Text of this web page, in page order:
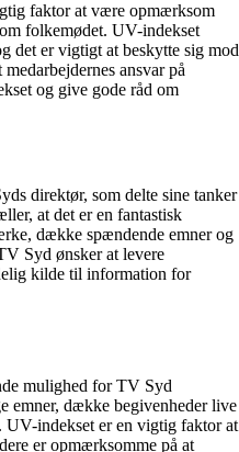
faktor at være opmærksom
folkemødet. UV-indekset
det er vigtigt at beskytte sig mod
ansvar på
og give gode råd om
direktør, som delte sine tanker
at det er en fantastisk
dække spændende emner og
Syd ønsker at levere
kilde til information for
mulighed for TV Syd
emner, dække begivenheder live
UV-indekset er en vigtig faktor at
er opmærksomme på at